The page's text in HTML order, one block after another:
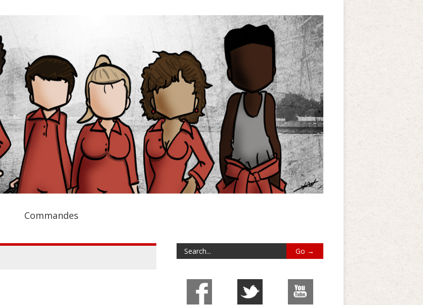
Commandes